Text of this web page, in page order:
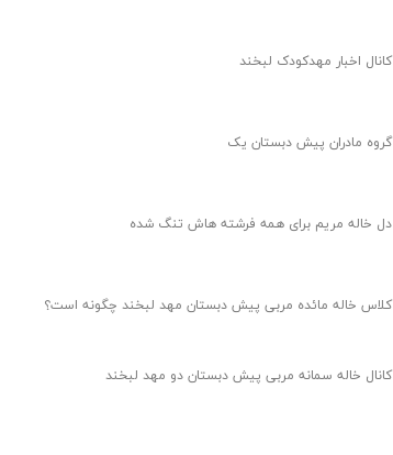
کانال اخبار مهدکودک لبخند
گروه مادران پیش دبستان یک
دل خاله مریم برای همه فرشته هاش تنگ شده
کلاس خاله مائده مربی پیش دبستان مهد لبخند چگونه است؟
کانال خاله سمانه مربی پیش دبستان دو مهد لبخند